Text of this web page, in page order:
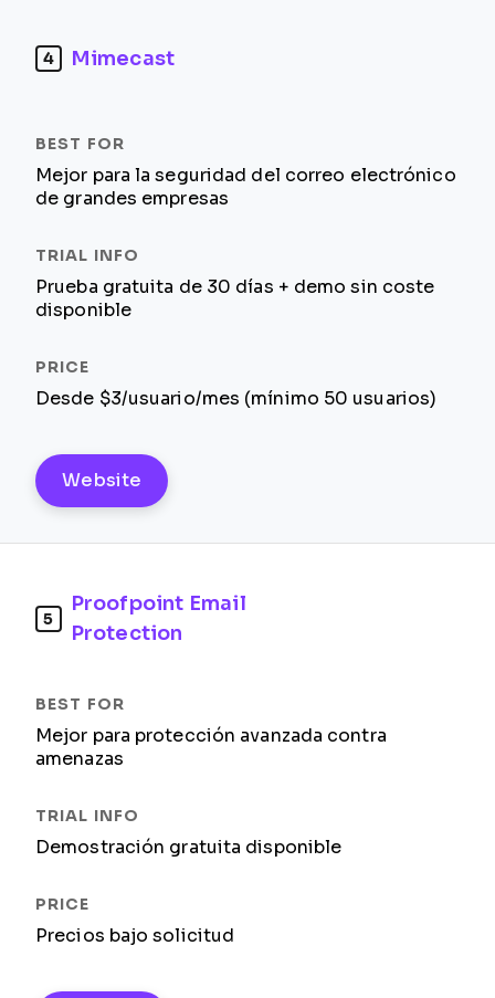
4 Mimecast
Mejor para la seguridad del correo electrónico
de grandes empresas
Prueba gratuita de 30 días + demo sin coste
disponible
Desde $3/usuario/mes (mínimo 50 usuarios)
Website
5
Proofpoint Email
Protection
Mejor para protección avanzada contra
amenazas
Demostración gratuita disponible
Precios bajo solicitud